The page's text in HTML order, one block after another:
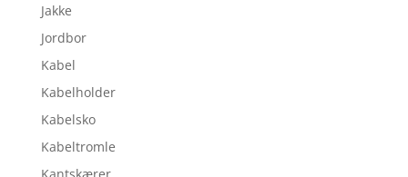
Jakke
Jordbor
Kabel
Kabelholder
Kabelsko
Kabeltromle